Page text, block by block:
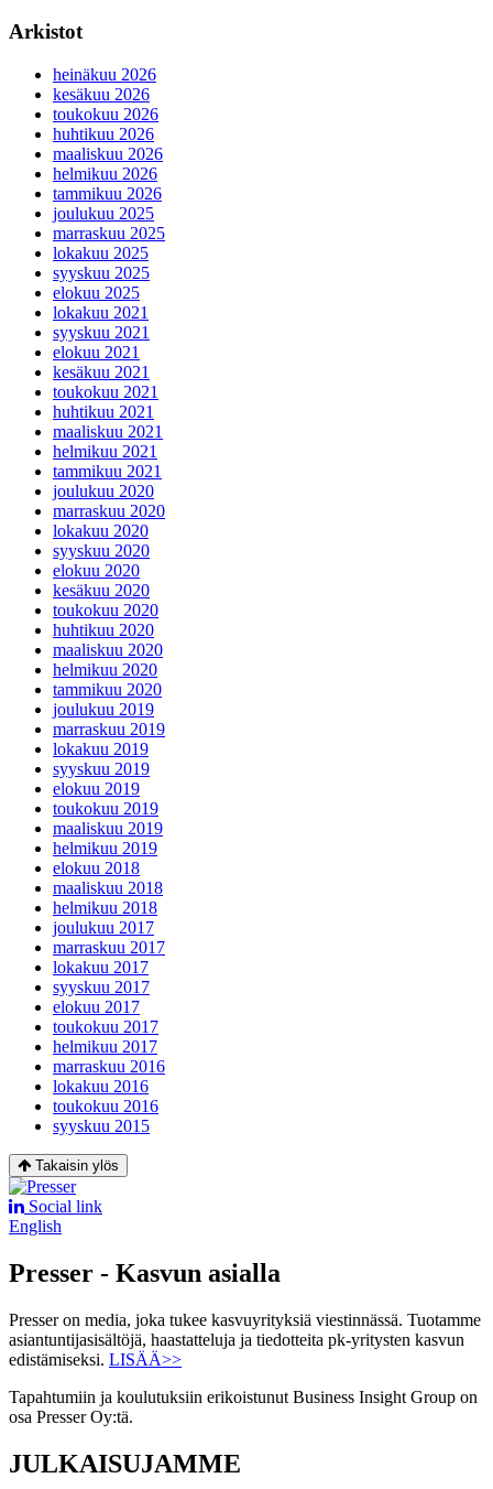
Arkistot
heinäkuu 2026
kesäkuu 2026
toukokuu 2026
huhtikuu 2026
maaliskuu 2026
helmikuu 2026
tammikuu 2026
joulukuu 2025
marraskuu 2025
lokakuu 2025
syyskuu 2025
elokuu 2025
lokakuu 2021
syyskuu 2021
elokuu 2021
kesäkuu 2021
toukokuu 2021
huhtikuu 2021
maaliskuu 2021
helmikuu 2021
tammikuu 2021
joulukuu 2020
marraskuu 2020
lokakuu 2020
syyskuu 2020
elokuu 2020
kesäkuu 2020
toukokuu 2020
huhtikuu 2020
maaliskuu 2020
helmikuu 2020
tammikuu 2020
joulukuu 2019
marraskuu 2019
lokakuu 2019
syyskuu 2019
elokuu 2019
toukokuu 2019
maaliskuu 2019
helmikuu 2019
elokuu 2018
maaliskuu 2018
helmikuu 2018
joulukuu 2017
marraskuu 2017
lokakuu 2017
syyskuu 2017
elokuu 2017
toukokuu 2017
helmikuu 2017
marraskuu 2016
lokakuu 2016
toukokuu 2016
syyskuu 2015
Takaisin ylös
Social link
English
Presser - Kasvun asialla
Presser on media, joka tukee kasvuyrityksiä viestinnässä. Tuotamme
asiantuntijasisältöjä, haastatteluja ja tiedotteita pk-yritysten kasvun
edistämiseksi. LISÄÄ>>
Tapahtumiin ja koulutuksiin erikoistunut Business Insight Group on
osa Presser Oy:tä.
JULKAISUJAMME